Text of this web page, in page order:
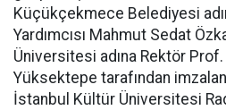
Küçükçekmece Belediyesi
Yardımcısı Mahmut Sedat
Üniversitesi adına Rektör Prof.
Yüksektepe tarafından
İstanbul Kültür Üniversitesi